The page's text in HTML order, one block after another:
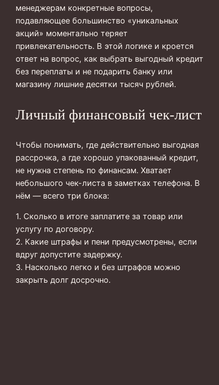
менеджерам конкретные вопросы,
подавляющее большинство «уникальных
акций» моментально теряет
привлекательность. В этой логике и кроется
ответ на вопрос, как выбрать выгодный кредит
без переплаты и не подарить банку или
магазину лишние десятки тысяч рублей.
Личный финансовый чек-лист
Чтобы понимать, где действительно выгодная
рассрочка, а где хорошо упакованный кредит,
не нужна степень по финансам. Хватает
небольшого чек-листа в заметках телефона. В
нём — всего три блока:
1. Сколько в итоге заплатите за товар или
услугу по договору.
2. Какие штрафы и пени предусмотрены, если
вдруг допустите задержку.
3. Насколько легко и без штрафов можно
закрыть долг досрочно.